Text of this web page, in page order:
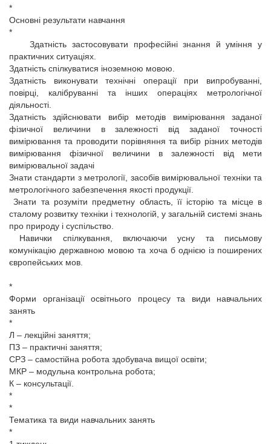
*
Основні результати навчання
*
Здатність застосовувати професійні знання й уміння у
практичних ситуаціях.
Здатність спілкуватися іноземною мовою.
Здатність виконувати технічні операції при випробуванні,
повірці, калібруванні та інших операціях метрологічної
діяльності.
Здатність здійснювати вибір методів вимірювання заданої
фізичної величини в залежності від заданої точності
вимірювання та проводити порівняння та вибір різних методів
вимірювання фізичної величини в залежності від мети
вимірювальної задачі
Знати стандарти з метрології, засобів вимірювальної техніки та
метрологічного забезпечення якості продукції.
Знати та розуміти предметну область, її історію та місце в
сталому розвитку техніки і технологій, у загальній системі знань
про природу і суспільство.
Навички спілкування, включаючи усну та письмову
комунікацію державною мовою та хоча б однією із поширених
європейських мов.
*
Форми організації освітнього процесу та види навчальних
занять
*
Л – лекційні заняття;
ПЗ – практичні заняття;
СРЗ – самостійна робота здобувача вищої освіти;
МКР – модульна контрольна робота;
К – консультації.
*
*
Тематика та види навчальних занять
*